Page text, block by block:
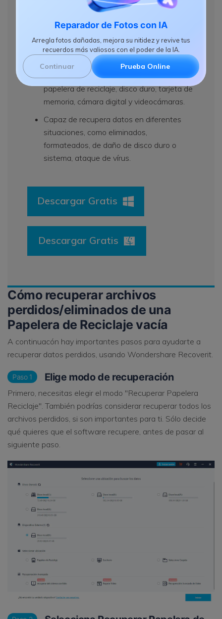
Reparador de Fotos con IA
Arregla fotos dañadas, mejora su nitidez y revive tus
recuerdos más valiosos con el poder de la IA.
Continuar Prueba Online
Fotos de Cámara Digital
Recupera los datos perdidos o borrados,
como archivos, fotos, audio, musica,
correos efectica y seguramente.
Soporta recuperación de datos de USB,
papelera de reciclaje, disco duro, tarjeta de
memoria, cámara digital y videocámaras.
Capaz de recupera datos en diferentes
situaciones, como eliminados,
formateados, de daño de disco duro o
sistema, ataque de vírus.
Descargar Gratis
Descargar Gratis
Cómo recuperar archivos
perdidos/eliminados de una
Papelera de Reciclaje vacía
A continuacón hay importantes pasos para ayudarte a
recuperar datos perdidos, usando Wondershare Recoverit.
Paso 1 Elige modo de recuperación
Primero, necesitas elegir el modo "Recuperar Papelera
Reciclaje". También podrías considerar recuperar todos los
archivos perdidos, si son importantes para ti. Sólo decide
qué quieres que el software recupere, antes de pasar al
siguiente paso.